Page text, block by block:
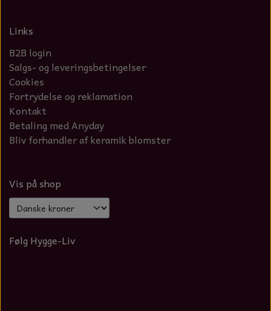
Links
B2B login
Salgs- og leveringsbetingelser
Cookies
Fortrydelse og reklamation
Kontakt
Betaling med Anyday
Bliv forhandler af keramik blomster
Vis på shop
Følg Hygge-Liv